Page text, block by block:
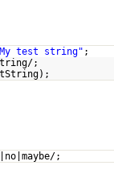
test string" ;
;
;